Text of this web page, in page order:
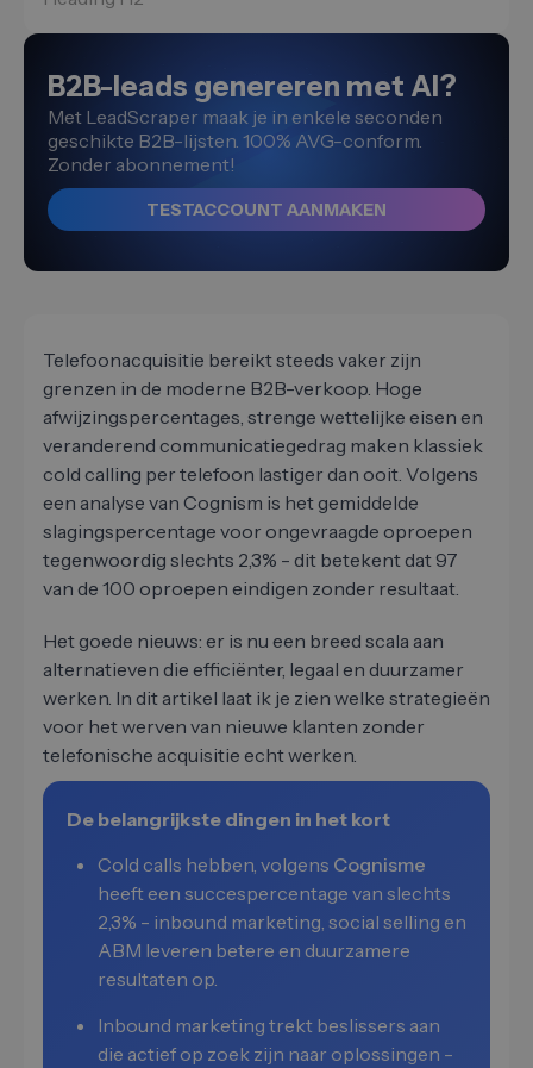
B2B-leads genereren met AI?
Met LeadScraper maak je in enkele seconden
geschikte B2B-lijsten. 100% AVG-conform.
Zonder abonnement!
TESTACCOUNT AANMAKEN
Telefoonacquisitie bereikt steeds vaker zijn
grenzen in de moderne B2B-verkoop. Hoge
afwijzingspercentages, strenge wettelijke eisen en
veranderend communicatiegedrag maken klassiek
cold calling per telefoon lastiger dan ooit. Volgens
een analyse van Cognism is het gemiddelde
slagingspercentage voor ongevraagde oproepen
tegenwoordig slechts 2,3% - dit betekent dat 97
van de 100 oproepen eindigen zonder resultaat.
Het goede nieuws: er is nu een breed scala aan
alternatieven die efficiënter, legaal en duurzamer
werken. In dit artikel laat ik je zien welke strategieën
voor het werven van nieuwe klanten zonder
telefonische acquisitie echt werken.
De belangrijkste dingen in het kort
Cold calls hebben, volgens Cognisme
heeft een succespercentage van slechts
2,3% - inbound marketing, social selling en
ABM leveren betere en duurzamere
resultaten op.
Inbound marketing trekt beslissers aan
die actief op zoek zijn naar oplossingen -